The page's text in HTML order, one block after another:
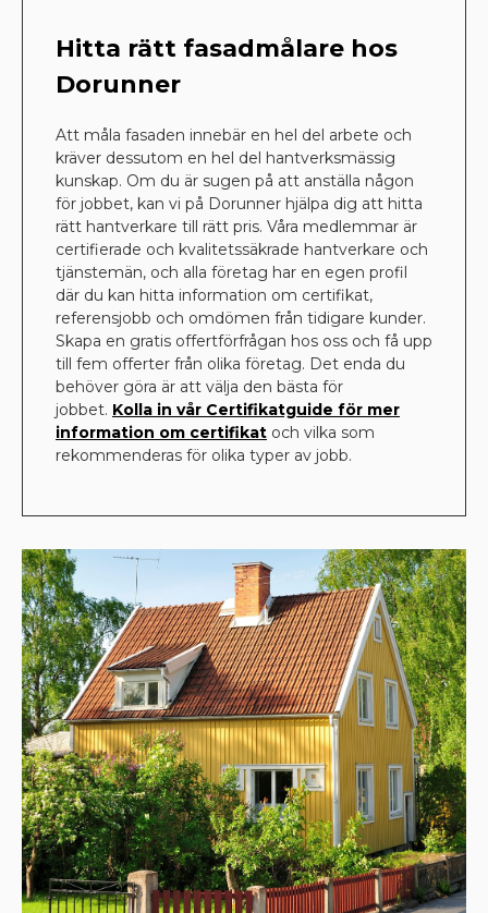
Hitta rätt fasadmålare hos
Dorunner
Att måla fasaden innebär en hel del arbete och
kräver dessutom en hel del hantverksmässig
kunskap. Om du är sugen på att anställa någon
för jobbet, kan vi på Dorunner hjälpa dig att hitta
rätt hantverkare till rätt pris. Våra medlemmar är
certifierade och kvalitetssäkrade hantverkare och
tjänstemän, och alla företag har en egen profil
där du kan hitta information om certifikat,
referensjobb och omdömen från tidigare kunder.
Skapa en gratis offertförfrågan hos oss och få upp
till fem offerter från olika företag. Det enda du
behöver göra är att välja den bästa för
jobbet. Kolla in vår Certifikatguide för mer
information om certifikat och vilka som
rekommenderas för olika typer av jobb.